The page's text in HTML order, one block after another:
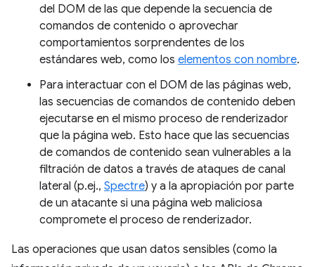
del DOM de las que depende la secuencia de
comandos de contenido o aprovechar
comportamientos sorprendentes de los
estándares web, como los elementos con nombre.
Para interactuar con el DOM de las páginas web,
las secuencias de comandos de contenido deben
ejecutarse en el mismo proceso de renderizador
que la página web. Esto hace que las secuencias
de comandos de contenido sean vulnerables a la
filtración de datos a través de ataques de canal
lateral (p.ej., Spectre) y a la apropiación por parte
de un atacante si una página web maliciosa
compromete el proceso de renderizador.
Las operaciones que usan datos sensibles (como la